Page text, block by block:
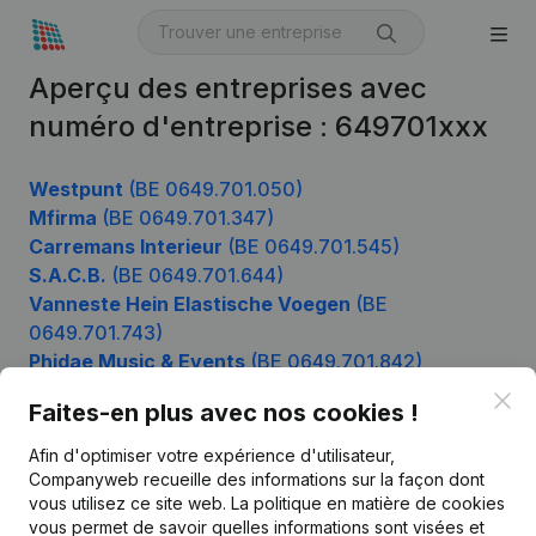
Aperçu des entreprises avec
numéro d'entreprise : 649701xxx
Westpunt (BE 0649.701.050)
Mfirma (BE 0649.701.347)
Carremans Interieur (BE 0649.701.545)
S.A.C.B. (BE 0649.701.644)
Vanneste Hein Elastische Voegen (BE
0649.701.743)
Phidae Music & Events(BE 0649.701.842)
Faites-en plus avec nos cookies !
Afin d'optimiser votre expérience d'utilisateur,
Companyweb recueille des informations sur la façon dont
vous utilisez ce site web. La politique en matière de cookies
vous permet de savoir quelles informations sont visées et
Produit
Informations d’entreprise